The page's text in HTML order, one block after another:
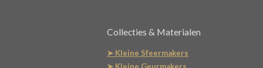
Collecties & Materialen
➤ Kleine Sfeermakers